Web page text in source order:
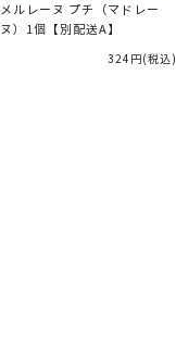
メルレーヌ プチ（マドレー
ヌ）1個【別配送A】
324円(税込)